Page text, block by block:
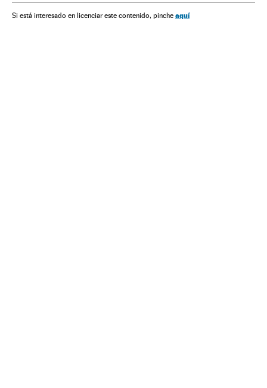
Post-2015 Agenda Objetivos Milenio Programas ONU
Si está interesado en licenciar este contenido, pinche aquí